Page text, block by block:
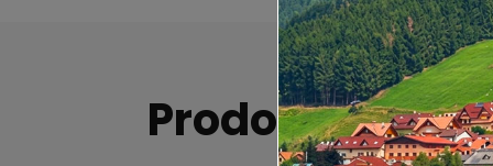
Prodotti